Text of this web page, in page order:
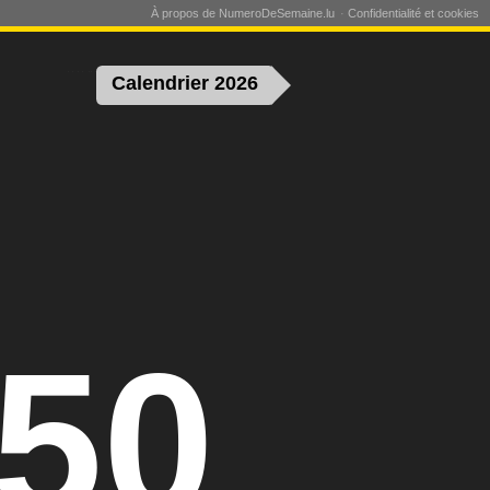
Calendrier 2026
À propos de NumeroDeSemaine.lu Confidentialité et cookies